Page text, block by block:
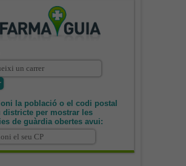
la població o el codi postal
districte per mostrar les
de guàrdia obertes avui: